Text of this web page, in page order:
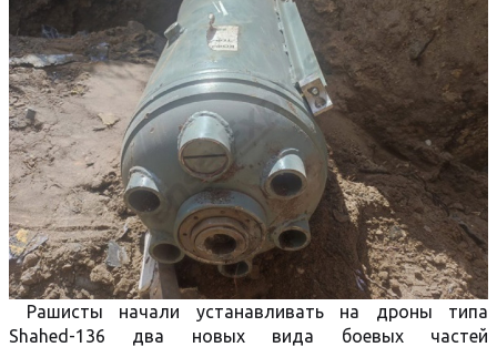
Рашисты начали устанавливать на дроны типа
Shahed-136 два новых вида боевых частей